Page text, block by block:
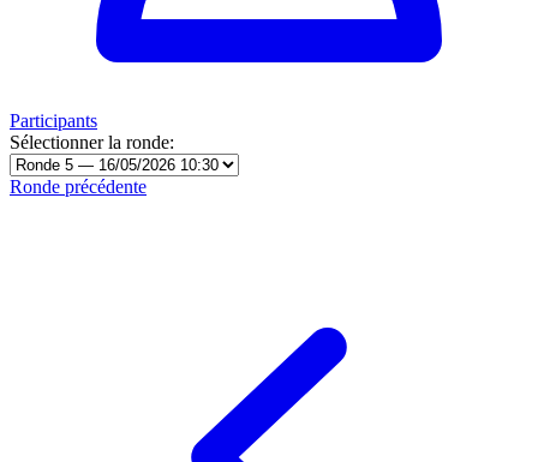
Participants
Sélectionner la ronde:
Ronde précédente